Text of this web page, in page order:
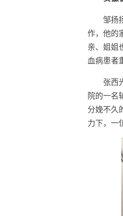
邹扬
作，他的
亲、姐姐
血病患者
张西
院的一名
分娩不久
力下，一